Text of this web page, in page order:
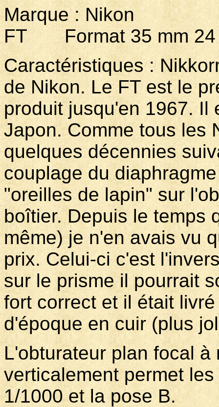
Marque : Nikon
FT Format 35 mm 24
Caractéristiques :
de Nikon. Le FT est le
produit jusqu'en 1967. Il
Japon. Comme tous les
quelques décennies
couplage du
"oreilles de lapin" sur
boîtier. Depuis le temps
même) je n'en avais vu
prix. Celui-ci c'est
sur le prisme il pourrait
fort correct et il était
d'époque en cuir (plus
L'obturateur plan focal
verticalement permet
1/1000 et la pose B.